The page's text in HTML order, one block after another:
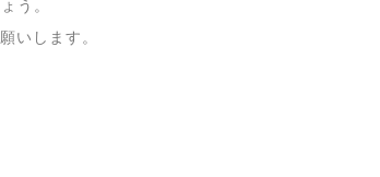
う。
いします。